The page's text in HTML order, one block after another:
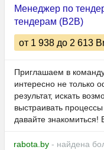
Менеджер по
тендерам (B2B)
от 1 938 до 2 613
Приглашаем в
интересно не только
результат, искать
выстраивать
давайте знакомиться!
rabota.by - найдена